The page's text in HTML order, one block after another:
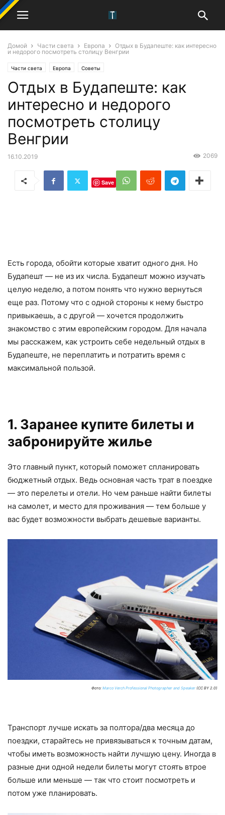
Домой Части света Европа
Отдых в Будапеште: как интересно
и недорого посмотреть столицу Венгрии
Части света Европа Советы
Отдых в Будапеште: как
интересно и недорого
посмотреть столицу
Венгрии
16.10.2019 2069
Save
Есть города, обойти которые хватит одного дня. Но
Будапешт — не из их числа. Будапешт можно изучать
целую неделю, а потом понять что нужно вернуться
еще раз. Потому что с одной стороны к нему быстро
привыкаешь, а с другой — хочется продолжить
знакомство с этим европейским городом. Для начала
мы расскажем, как устроить себе недельный отдых в
Будапеште, не переплатить и потратить время с
максимальной пользой.
1. Заранее купите билеты и
забронируйте жилье
Это главный пункт, который поможет спланировать
бюджетный отдых. Ведь основная часть трат в поездке
— это перелеты и отели. Но чем раньше найти билеты
на самолет, и место для проживания — тем больше у
вас будет возможности выбрать дешевые варианты.
Фото: Marco Verch Professional Photographer and Speaker (CC BY 2.0)
Транспорт лучше искать за полтора/два месяца до
поездки, старайтесь не привязываться к точным датам,
чтобы иметь возможность найти лучшую цену. Иногда в
разные дни одной недели билеты могут стоять втрое
больше или меньше — так что стоит посмотреть и
потом уже планировать.